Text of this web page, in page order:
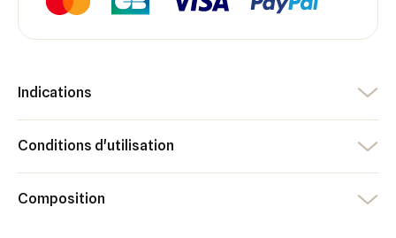
Indications
Conditions d'utilisation
Composition
Créer une nouvelle liste